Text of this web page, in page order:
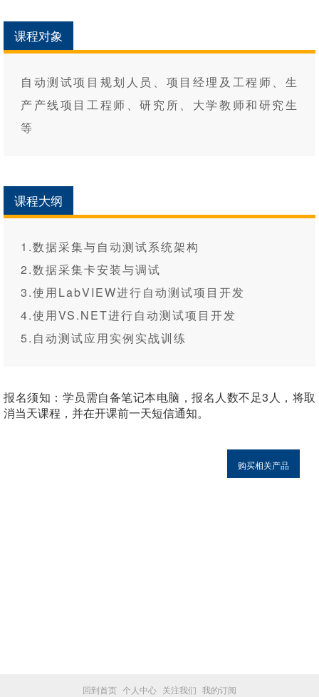
课程对象
自动测试项目规划人员、项目经理及工程师、生
产产线项目工程师、研究所、大学教师和研究生
等
课程大纲
1.数据采集与自动测试系统架构
2.数据采集卡安装与调试
3.使用LabVIEW进行自动测试项目开发
4.使用VS.NET进行自动测试项目开发
5.自动测试应用实例实战训练
报名须知： 学员需自备笔记本电脑，报名人数不足3人，将取
消当天课程，并在开课前一天短信通知。
购买相关产品
回到首页 个人中心 关注我们 我的订阅